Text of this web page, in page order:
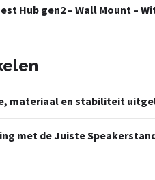
Hub gen2 – Wall Mount –
materiaal en stabiliteit
met de Juiste